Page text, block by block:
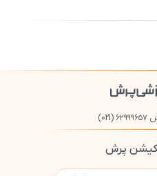
(021)
پرش